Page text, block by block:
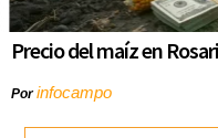
Precio del maíz en
Porinfocampo